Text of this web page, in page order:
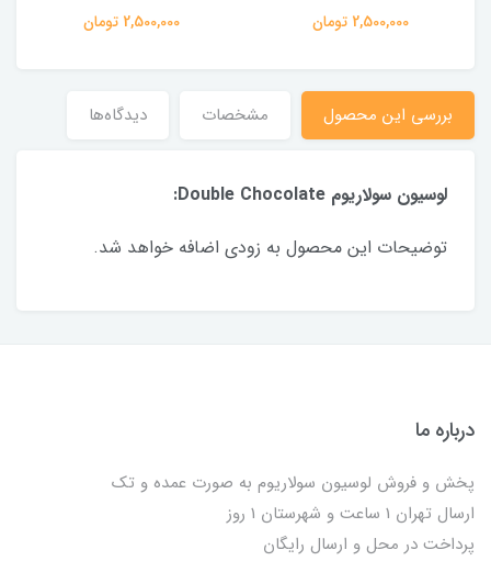
2,500,000 تومان 2,500,000 تومان
بررسی این محصول مشخصات دیدگاه‌ها
لوسیون سولاریوم Double Chocolate:
توضیحات این محصول به زودی اضافه خواهد شد.
درباره ما
پخش و فروش لوسیون سولاریوم به صورت عمده و تک
ارسال تهران 1 ساعت و شهرستان 1 روز
پرداخت در محل و ارسال رایگان